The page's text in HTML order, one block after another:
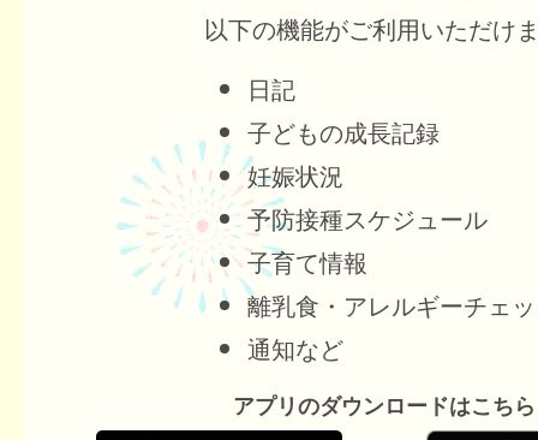
以下の機能がご利用いただけ
日記
子どもの成長記録
妊娠状況
予防接種スケジュール
子育て情報
離乳食・アレルギーチェ
通知など
アプリのダウンロードはこちら